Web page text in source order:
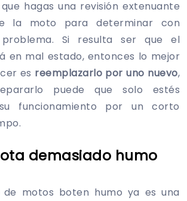
hagas una revisión extenuante
la moto para determinar con
problema. Si resulta ser que el
en mal estado, entonces lo mejor
es reemplazarlo por uno nuevo,
puede que solo estés
funcionamiento por un corto
demasiado humo
motos boten humo ya es una